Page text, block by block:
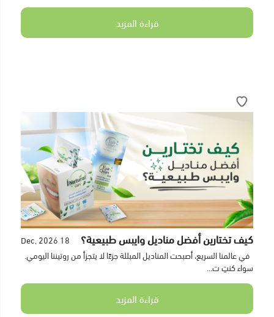
قراءة المزيد
كيف تختارين أفضل مناديل وايبس طبيعية؟
18 Dec, 2026
في عالمنا السريع، أصبحت المناديل المبللة جزءًا لا يتجزأ من روتيننا اليومي.
سواء كنتِ ت...
قراءة المزيد